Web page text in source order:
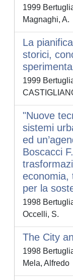
1999
Magnaghi, A.
La
storici,
1999
"Nuove
sistemi
ed
Boscacci
economia,
per la
1998
Occelli, S.
The City
1998
Mela, Alfredo